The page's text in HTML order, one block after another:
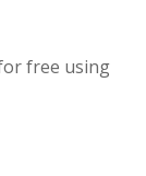
free using